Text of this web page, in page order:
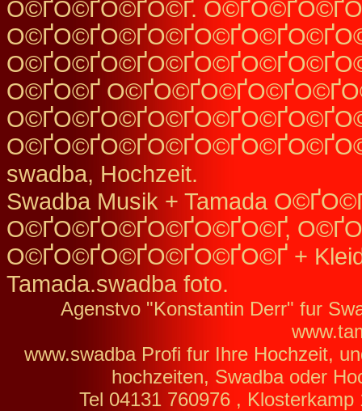
О©ҐО©ҐО©ҐО©Ґ.
О©ҐО©Ґ
swadba, Hochzeit.
Swadba Musik + Tamada
О©ҐО©ҐО©ҐО©ҐО©ҐО©Ґ,
О©ҐО©ҐО©ҐО©ҐО©ҐО©Ґ +
Tamada.swadba foto.
Agenstvo "Konstantin Derr" fur
www.swadba Profi fur Ihre Hochzeit,
hochzeiten, Swadba oder
Tel 04131 760976 ,